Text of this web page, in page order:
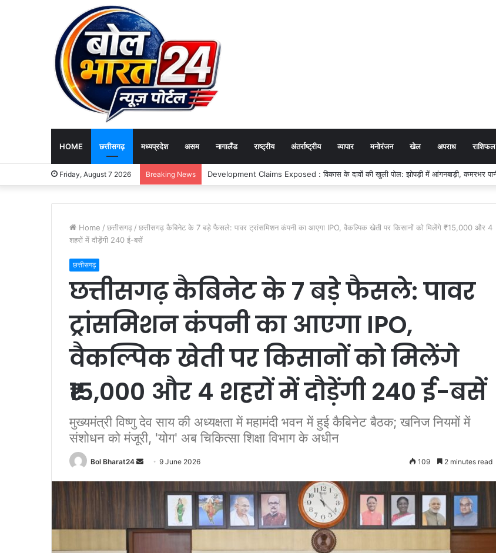
HOME छत्तीसगढ़ मध्यप्रदेश असम नागालैंड राष्ट्रीय अंतर्राष्ट्रीय व्यापार मनोरंजन खेल अपराध राशिफल
Friday, August 7 2026 Breaking News
Home / छत्तीसगढ़ / छत्तीसगढ़ कैबिनेट के 7 बड़े फैसले: पावर ट्रांसमिशन कंपनी का आएगा IPO, वैकल्पिक खेती पर किसानों को मिलेंगे ₹15,000 और 4
शहरों में दौड़ेंगी 240 ई-बसें
छत्तीसगढ़
छत्तीसगढ़ कैबिनेट के 7 बड़े फैसले: पावर
ट्रांसमिशन कंपनी का आएगा IPO,
वैकल्पिक खेती पर किसानों को मिलेंगे
₹15,000 और 4 शहरों में दौड़ेंगी 240 ई-बसें
मुख्यमंत्री विष्णु देव साय की अध्यक्षता में महामंदी भवन में हुई कैबिनेट बैठक; खनिज नियमों में
संशोधन को मंजूरी, 'योग' अब चिकित्सा शिक्षा विभाग के अधीन
Bol Bharat24
Send9 June 2026 109 2 minutes read